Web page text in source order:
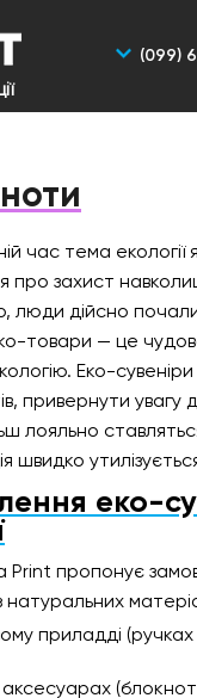
(099)
час тема екології
про захист
люди дійсно
товари — це
Еко-сувеніри
привернути
лояльно
швидко
еко-
Print пропонує
натуральних
приладді
аксесуарах